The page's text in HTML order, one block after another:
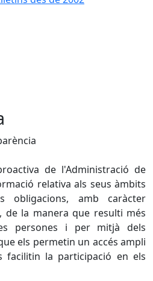
de l'Administració de
relativa als seus àmbits
obligacions, amb caràcter
de la manera que resulti més
persones i per mitjà dels
els permetin un accés ampli
la participació en els